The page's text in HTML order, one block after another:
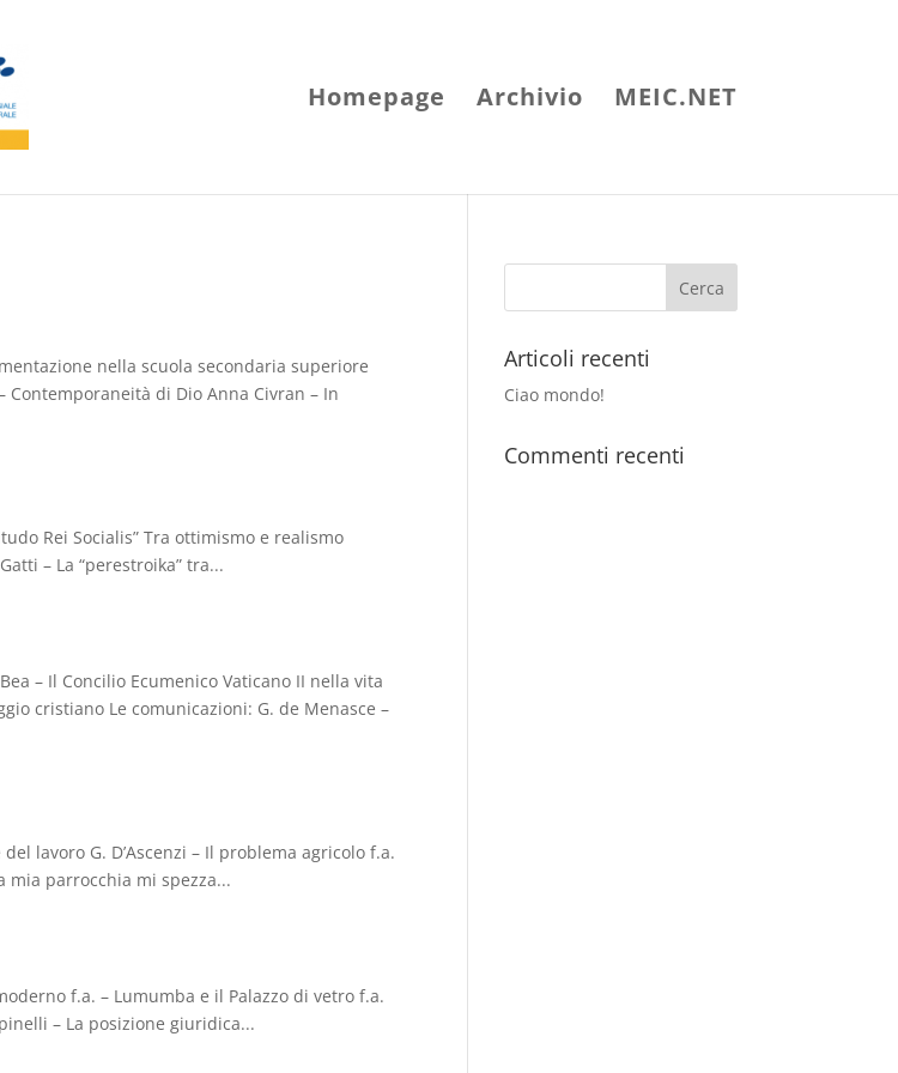
Homepage Archivio MEIC.NET
nella scuola secondaria superiore
Contemporaneità di Dio Anna Civran – In
Rei Socialis” Tra ottimismo e realismo
– La “perestroika” tra...
– Il Concilio Ecumenico Vaticano II nella vita
cristiano Le comunicazioni: G. de Menasce –
lavoro G. D’Ascenzi – Il problema agricolo f.a.
mia parrocchia mi spezza...
f.a. – Lumumba e il Palazzo di vetro f.a.
– La posizione giuridica...
Articoli recenti
Ciao mondo!
Commenti recenti